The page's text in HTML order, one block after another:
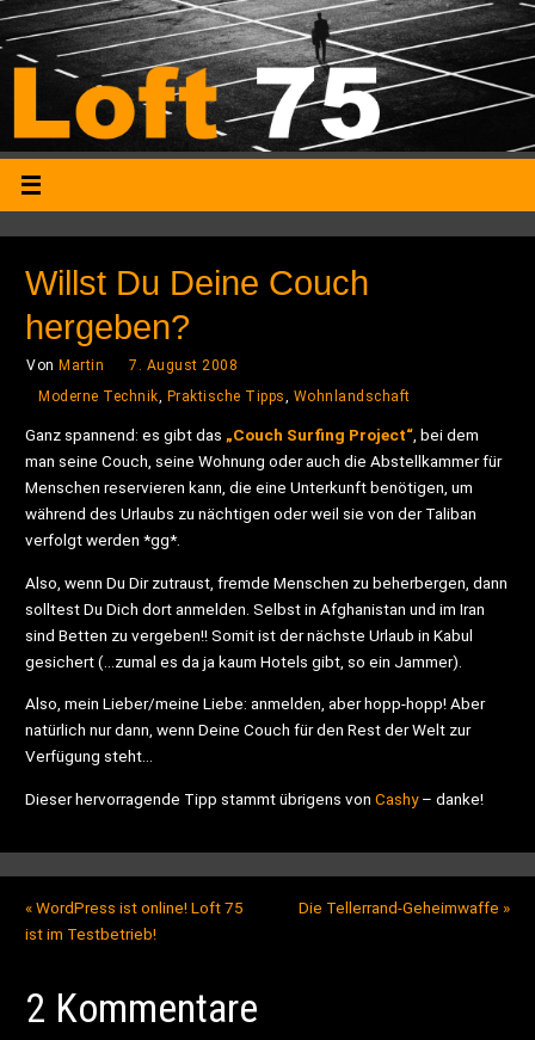
Willst Du Deine Couch
hergeben?
Von Martin
7. August 2008
Moderne Technik, Praktische Tipps, Wohnlandschaft
Ganz spannend: es gibt das „Couch Surfing Project“ , bei dem
man seine Couch, seine Wohnung oder auch die Abstellkammer für
Menschen reservieren kann, die eine Unterkunft benötigen, um
während des Urlaubs zu nächtigen oder weil sie von der Taliban
verfolgt werden *gg*.
Also, wenn Du Dir zutraust, fremde Menschen zu beherbergen, dann
solltest Du Dich dort anmelden. Selbst in Afghanistan und im Iran
sind Betten zu vergeben!! Somit ist der nächste Urlaub in Kabul
gesichert (…zumal es da ja kaum Hotels gibt, so ein Jammer).
Also, mein Lieber/meine Liebe: anmelden, aber hopp-hopp! Aber
natürlich nur dann, wenn Deine Couch für den Rest der Welt zur
Verfügung steht…
Dieser hervorragende Tipp stammt übrigens vonCashy– danke!
«WordPress ist online! Loft 75
ist im Testbetrieb!
Die Tellerrand-Geheimwaffe »
2 Kommentare